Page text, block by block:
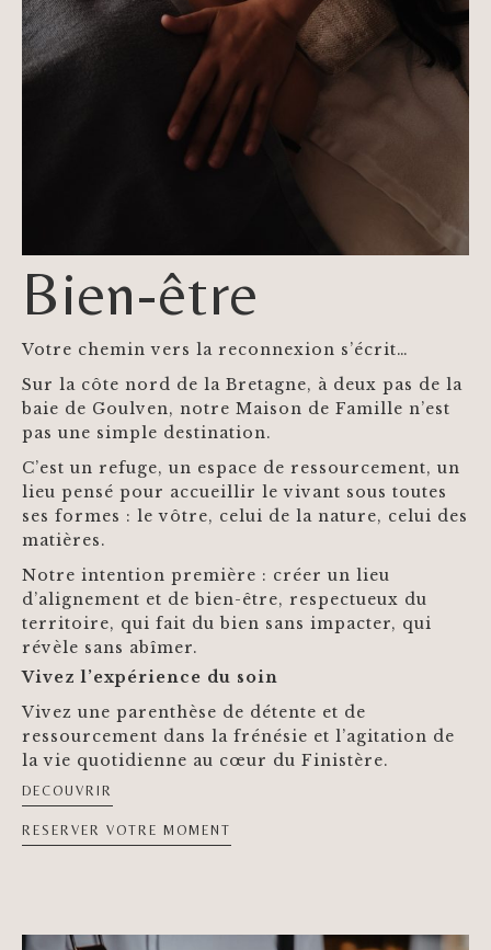
Bien-être
Votre chemin vers la reconnexion s’écrit…
Sur la côte nord de la Bretagne, à deux pas de la
baie de Goulven, notre Maison de Famille n’est
pas une simple destination.
C’est un refuge, un espace de ressourcement, un
lieu pensé pour accueillir le vivant sous toutes
ses formes : le vôtre, celui de la nature, celui des
matières.
Notre intention première : créer un lieu
d’alignement et de bien-être, respectueux du
territoire, qui fait du bien sans impacter, qui
révèle sans abîmer.
Vivez l’expérience du soin
Vivez une parenthèse de détente et de
ressourcement dans la frénésie et l’agitation de
la vie quotidienne au cœur du Finistère.
DECOUVRIR
RESERVER VOTRE MOMENT